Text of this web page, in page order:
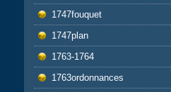
1747fouquet
1747plan
1763-1764
1763ordonnances